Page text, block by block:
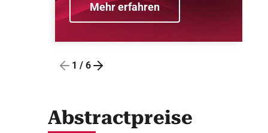
Mehr erfahren
1 / 6
Abstractpreise